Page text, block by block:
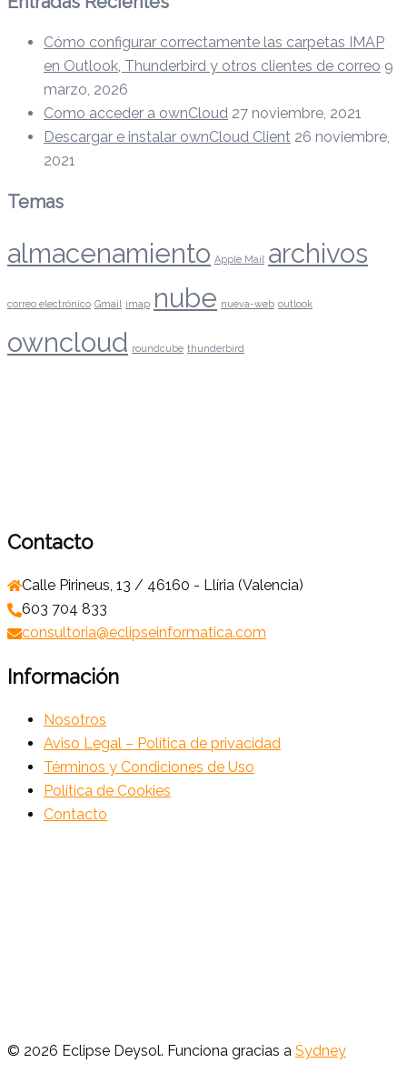
Cómo configurar correctamente las carpetas IMAP
en Outlook, Thunderbird y otros clientes de correo 9
marzo, 2026
Como acceder a ownCloud 27 noviembre, 2021
Descargar e instalar ownCloud Client 26 noviembre,
2021
Temas
almacenamiento Apple Mail archivos
correo electrónico Gmail imap nube nueva-web outlook
owncloud roundcube thunderbird
Contacto
Calle Pirineus, 13 / 46160 - Llíria (Valencia)
603 704 833
consultoria@eclipseinformatica.com
Información
Nosotros
Aviso Legal – Política de privacidad
Términos y Condiciones de Uso
Política de Cookies
Contacto
© 2026 Eclipse Deysol. Funciona gracias a Sydney